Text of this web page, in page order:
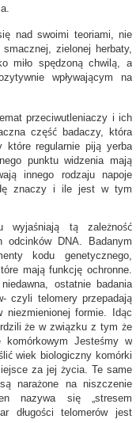
nad swoimi teoriami, nie
zielonej herbaty,
miło spędzoną chwilą, a
wpływającym na
przeciwutleniaczy i ich
część badaczy, która
które regularnie piją yerba
punktu widzenia mają
innego rodzaju napoje
znaczy i ile jest w tym
wyjaśniają tą zależność
odcinków DNA. Badanym
kodu genetycznego,
mają funkcję ochronne.
ostatnie badania
czyli telomery przepadają
niezmienionej formie. Idąc
że w związku z tym że
Jesteśmy w
wiek biologiczny komórki
za jej życia. Te same
narażone na niszczenie
nazywa się „stresem
długości telomerów jest